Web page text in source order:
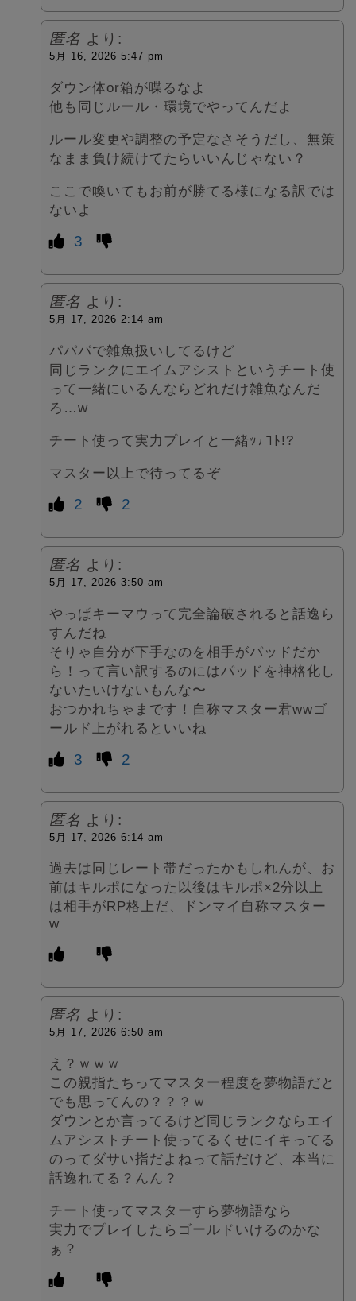
匿名 より:
5月 16, 2026 5:47 pm
ダウン体or箱が喋るなよ
他も同じルール・環境でやってんだよ
ルール変更や調整の予定なさそうだし、無策
なまま負け続けてたらいいんじゃない？
ここで喚いてもお前が勝てる様になる訳では
ないよ
3
匿名 より:
5月 17, 2026 2:14 am
パパパで雑魚扱いしてるけど
同じランクにエイムアシストというチート使
って一緒にいるんならどれだけ雑魚なんだ
ろ…w
チート使って実力プレイと一緒ｯﾃｺﾄ!?
マスター以上で待ってるぞ
2 2
匿名 より:
5月 17, 2026 3:50 am
やっぱキーマウって完全論破されると話逸ら
すんだね
そりゃ自分が下手なのを相手がパッドだか
ら！って言い訳するのにはパッドを神格化し
ないたいけないもんな〜
おつかれちゃまです！自称マスター君wwゴ
ールド上がれるといいね
3 2
匿名 より:
5月 17, 2026 6:14 am
過去は同じレート帯だったかもしれんが、お
前はキルポになった以後はキルポ×2分以上
は相手がRP格上だ、ドンマイ自称マスター
w
匿名 より:
5月 17, 2026 6:50 am
え？ｗｗｗ
この親指たちってマスター程度を夢物語だと
でも思ってんの？？？ｗ
ダウンとか言ってるけど同じランクならエイ
ムアシストチート使ってるくせにイキってる
のってダサい指だよねって話だけど、本当に
話逸れてる？んん？
チート使ってマスターすら夢物語なら
実力でプレイしたらゴールドいけるのかな
ぁ？